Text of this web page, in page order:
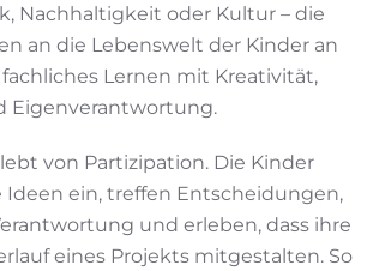
Nachhaltigkeit oder Kultur – die
an die Lebenswelt der Kinder an
Lernen mit Kreativität,
Eigenverantwortung.
von Partizipation. Die Kinder
ein, treffen Entscheidungen,
und erleben, dass ihre
eines Projekts mitgestalten. So